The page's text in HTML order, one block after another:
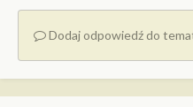
Dodaj odpowiedź do